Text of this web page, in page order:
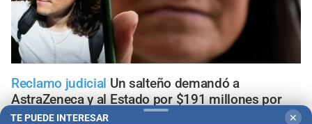
Reclamo judicial Un salteño demandó a
AstraZeneca y al Estado por $191 millones por
daños que atribuye a la vacuna contra el Covid
TE PUEDE INTERESAR ✕